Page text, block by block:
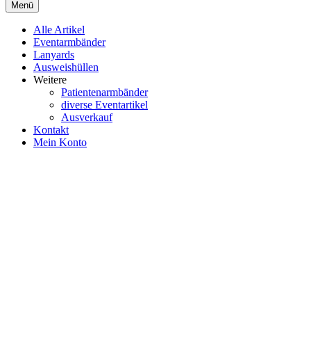
Menü
Alle Artikel
Eventarmbänder
Lanyards
Ausweishüllen
Weitere
Patientenarmbänder
diverse Eventartikel
Ausverkauf
Kontakt
Mein Konto